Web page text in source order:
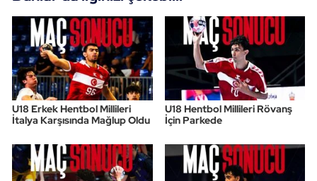
U18 Erkek Hentbol Millileri
İtalya Karşısında Mağlup Oldu
U18 Hentbol Millileri Rövanş
İçin Parkede